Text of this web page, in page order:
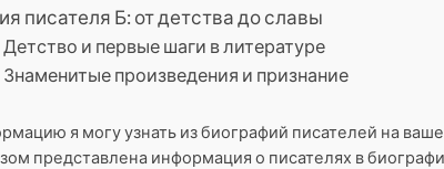
писателя Б: от детства до славы
и первые шаги в литературе
произведения и признание
я могу узнать из биографий писателей на
представлена информация о писателях в